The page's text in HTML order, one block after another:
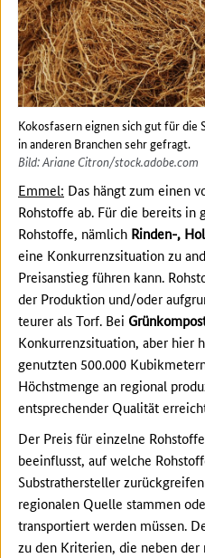
Kokosfasern eignen sich gut für die
in anderen Branchen sehr gefragt.
Bild: Ariane Citron/stock.adobe.com
Emmel: Das hängt zum einen
Rohstoffe ab. Für die bereits
Rohstoffe, nämlich Rinden-,
eine Konkurrenzsituation zu
Preisanstieg führen kann.
der Produktion und/oder
teurer als Torf. Bei
Konkurrenzsituation, aber hier
genutzten 500.000
Höchstmenge an regional
entsprechender Qualität
Der Preis für einzelne
beeinflusst, auf welche
Substrathersteller
regionalen Quelle stammen
transportiert werden müssen.
zu den Kriterien, die neben